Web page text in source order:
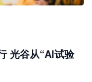
光谷从“AI试验